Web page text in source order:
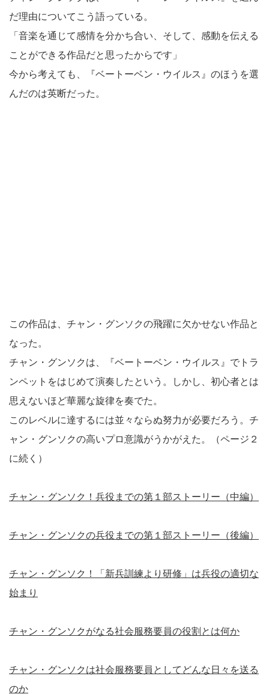
だ理由についてこう語っている。
「音楽を通じて感情を分かち合い、そして、感動を伝える
ことができる作品だと思ったからです」
今から考えても、『ベートーベン・ウイルス』のほうを選
んだのは英断だった。
この作品は、チャン・グンソクの飛躍に欠かせない作品と
なった。
チャン・グンソクは、『ベートーベン・ウイルス』でトラ
ンペットをはじめて演奏したという。しかし、初心者とは
思えないほど華麗な旋律を奏でた。
このレベルに達するには並々ならぬ努力が必要だろう。チ
ャン・グンソクの高いプロ意識がうかがえた。（ページ２
に続く）
チャン・グンソク！兵役までの第１部ストーリー（中編）
チャン・グンソクの兵役までの第１部ストーリー（後編）
チャン・グンソク！「新兵訓練より研修」は兵役の適切な
始まり
チャン・グンソクがなる社会服務要員の役割とは何か
チャン・グンソクは社会服務要員としてどんな日々を送る
のか